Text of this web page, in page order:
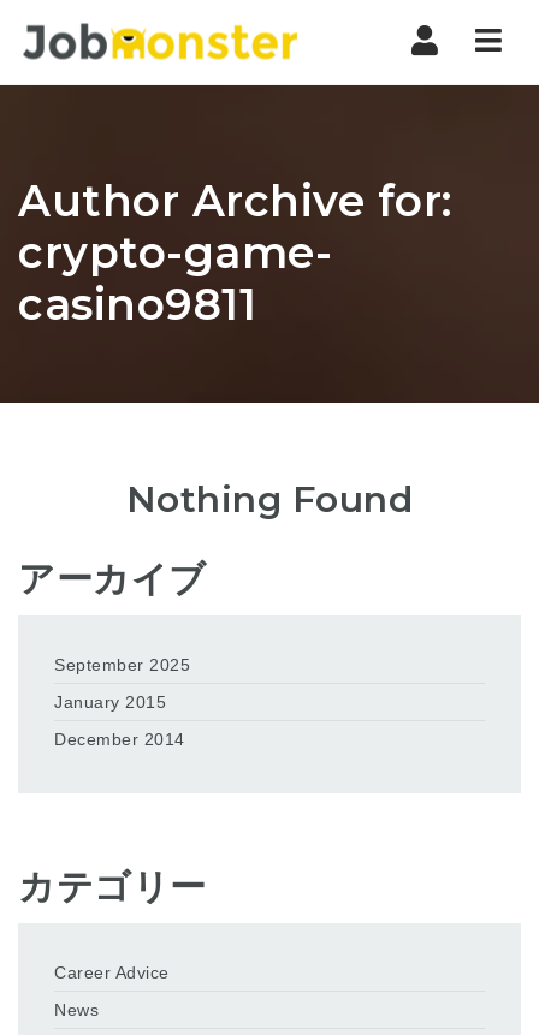
Author Archive for:
crypto-game-
casino9811
Nothing Found
アーカイブ
September 2025
January 2015
December 2014
カテゴリー
Career Advice
News